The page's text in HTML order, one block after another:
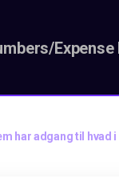
Expense
har adgang til hvad